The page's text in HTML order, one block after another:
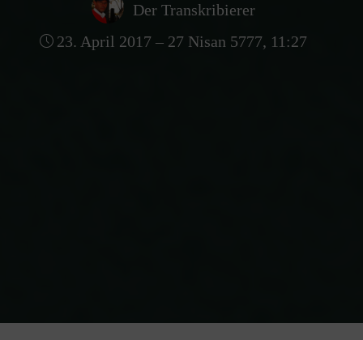
Der Transkribierer
23. April 2017 – 27 Nisan 5777, 11:27